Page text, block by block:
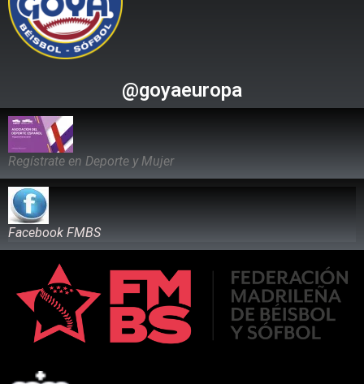
@goyaeuropa
Regístrate en Deporte y Mujer
Facebook FMBS